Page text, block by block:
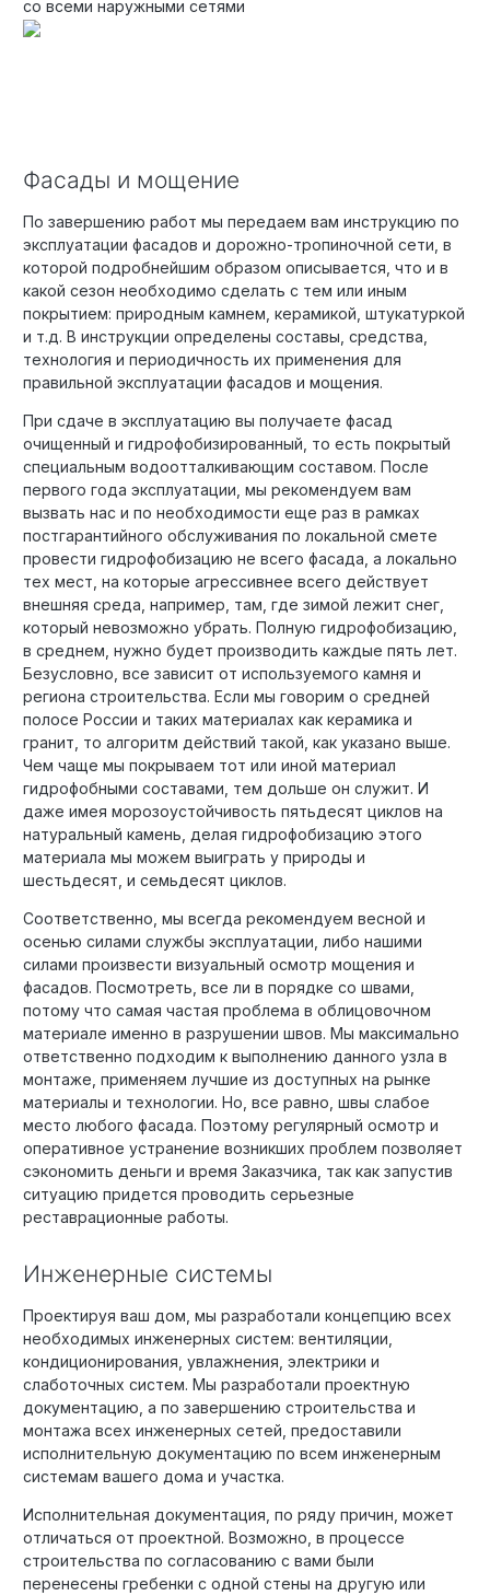
со всеми наружными сетями
Фасады и мощение
По завершению работ мы передаем вам инструкцию по
эксплуатации фасадов и дорожно-тропиночной сети, в
которой подробнейшим образом описывается, что и в
какой сезон необходимо сделать с тем или иным
покрытием: природным камнем, керамикой, штукатуркой
и т.д. В инструкции определены составы, средства,
технология и периодичность их применения для
правильной эксплуатации фасадов и мощения.
При сдаче в эксплуатацию вы получаете фасад
очищенный и гидрофобизированный, то есть покрытый
специальным водоотталкивающим составом. После
первого года эксплуатации, мы рекомендуем вам
вызвать нас и по необходимости еще раз в рамках
постгарантийного обслуживания по локальной смете
провести гидрофобизацию не всего фасада, а локально
тех мест, на которые агрессивнее всего действует
внешняя среда, например, там, где зимой лежит снег,
который невозможно убрать. Полную гидрофобизацию,
в среднем, нужно будет производить каждые пять лет.
Безусловно, все зависит от используемого камня и
региона строительства. Если мы говорим о средней
полосе России и таких материалах как керамика и
гранит, то алгоритм действий такой, как указано выше.
Чем чаще мы покрываем тот или иной материал
гидрофобными составами, тем дольше он служит. И
даже имея морозоустойчивость пятьдесят циклов на
натуральный камень, делая гидрофобизацию этого
материала мы можем выиграть у природы и
шестьдесят, и семьдесят циклов.
Соответственно, мы всегда рекомендуем весной и
осенью силами службы эксплуатации, либо нашими
силами произвести визуальный осмотр мощения и
фасадов. Посмотреть, все ли в порядке со швами,
потому что самая частая проблема в облицовочном
материале именно в разрушении швов. Мы максимально
ответственно подходим к выполнению данного узла в
монтаже, применяем лучшие из доступных на рынке
материалы и технологии. Но, все равно, швы слабое
место любого фасада. Поэтому регулярный осмотр и
оперативное устранение возникших проблем позволяет
сэкономить деньги и время Заказчика, так как запустив
ситуацию придется проводить серьезные
реставрационные работы.
Инженерные системы
Проектируя ваш дом, мы разработали концепцию всех
необходимых инженерных систем: вентиляции,
кондиционирования, увлажнения, электрики и
слаботочных систем. Мы разработали проектную
документацию, а по завершению строительства и
монтажа всех инженерных сетей, предоставили
исполнительную документацию по всем инженерным
системам вашего дома и участка.
Исполнительная документация, по ряду причин, может
отличаться от проектной. Возможно, в процессе
строительства по согласованию с вами были
перенесены гребенки с одной стены на другую или